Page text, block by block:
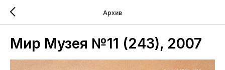
Архив
Мир Музея №11 (243), 2007